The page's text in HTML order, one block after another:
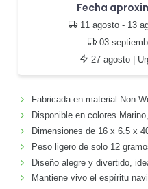
Fecha
11 agosto - 13
03
27 agosto |
Fabricada en material Non-
Disponible en colores
Dimensiones de 16 x 6.5 x
Peso ligero de solo 12
Diseño alegre y divertido,
Mantiene vivo el espíritu